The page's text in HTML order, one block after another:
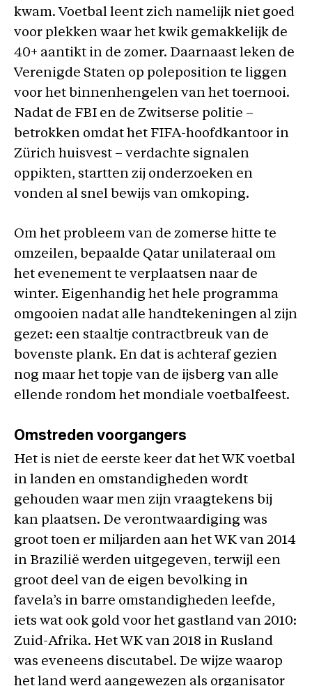
kwam. Voetbal leent zich namelijk niet goed
voor plekken waar het kwik gemakkelijk de
40+ aantikt in de zomer. Daarnaast leken de
Verenigde Staten op poleposition te liggen
voor het binnenhengelen van het toernooi.
Nadat de FBI en de Zwitserse politie –
betrokken omdat het FIFA-hoofdkantoor in
Zürich huisvest – verdachte signalen
oppikten, startten zij onderzoeken en
vonden al snel bewijs van omkoping.
Om het probleem van de zomerse hitte te
omzeilen, bepaalde Qatar unilateraal om
het evenement te verplaatsen naar de
winter. Eigenhandig het hele programma
omgooien nadat alle handtekeningen al zijn
gezet: een staaltje contractbreuk van de
bovenste plank. En dat is achteraf gezien
nog maar het topje van de ijsberg van alle
ellende rondom het mondiale voetbalfeest.
Omstreden voorgangers
Het is niet de eerste keer dat het WK voetbal
in landen en omstandigheden wordt
gehouden waar men zijn vraagtekens bij
kan plaatsen. De verontwaardiging was
groot toen er miljarden aan het WK van 2014
in Brazilië werden uitgegeven, terwijl een
groot deel van de eigen bevolking in
favela’s in barre omstandigheden leefde,
iets wat ook gold voor het gastland van 2010:
Zuid-Afrika. Het WK van 2018 in Rusland
was eveneens discutabel. De wijze waarop
het land werd aangewezen als organisator